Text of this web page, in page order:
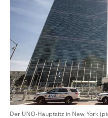
Audio-Archiv
Der UNO-Hauptsitz in New York